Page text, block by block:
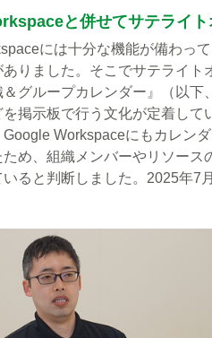
と併せてサテライト
には十分な機能が備わっ
ありました。そこでサテライ
グループカレンダー』（以下
を掲示板で行う文化が定着し
Google Workspaceにもカレン
ため、組織メンバーやリソー
ると判断しました。2025年7